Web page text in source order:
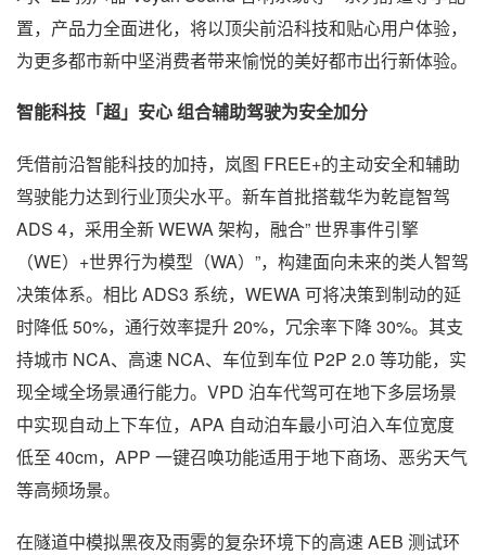
置，产品力全面进化，将以顶尖前沿科技和贴心用户体验，
为更多都市新中坚消费者带来愉悦的美好都市出行新体验。
智能科技「超」安心 组合辅助驾驶为安全加分
凭借前沿智能科技的加持，岚图 FREE+的主动安全和辅助
驾驶能力达到行业顶尖水平。新车首批搭载华为乾崑智驾
ADS 4，采用全新 WEWA 架构，融合” 世界事件引擎
（WE）+世界行为模型（WA）”，构建面向未来的类人智驾
决策体系。相比 ADS3 系统，WEWA 可将决策到制动的延
时降低 50%，通行效率提升 20%，冗余率下降 30%。其支
持城市 NCA、高速 NCA、车位到车位 P2P 2.0 等功能，实
现全域全场景通行能力。VPD 泊车代驾可在地下多层场景
中实现自动上下车位，APA 自动泊车最小可泊入车位宽度
低至 40cm，APP 一键召唤功能适用于地下商场、恶劣天气
等高频场景。
在隧道中模拟黑夜及雨雾的复杂环境下的高速 AEB 测试环